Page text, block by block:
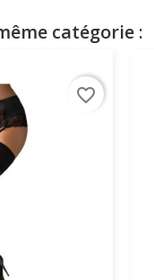
catégorie :
favorite_border